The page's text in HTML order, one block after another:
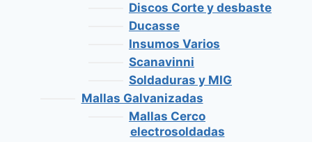
Discos Corte y desbaste
Ducasse
Insumos Varios
Scanavinni
Soldaduras y MIG
Mallas Galvanizadas
Mallas Cerco
electrosoldadas